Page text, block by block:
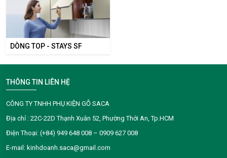
DÒNG TOP - STAYS SF
THÔNG TIN LIÊN HỆ
CÔNG TY TNHH PHỤ KIỆN GỖ SACA
Địa chỉ : 22C-22D Thạnh Xuân 52, Phường Thới An, Tp.HCM
Điện Thoại: (+84) 949 648 008 – 0909 627 008
E-mail: kinhdoanh.saca@gmail.com